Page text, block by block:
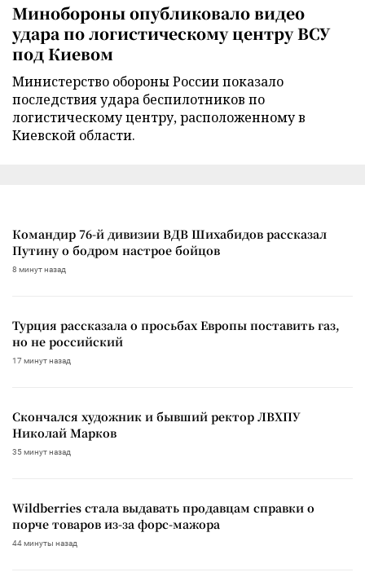
Минобороны опубликовало видео
удара по логистическому центру ВСУ
под Киевом
Министерство обороны России показало
последствия удара беспилотников по
логистическому центру, расположенному в
Киевской области.
Командир 76-й дивизии ВДВ Шихабидов рассказал
Путину о бодром настрое бойцов
8 минут назад
Турция рассказала о просьбах Европы поставить газ,
но не российский
17 минут назад
Скончался художник и бывший ректор ЛВХПУ
Николай Марков
35 минут назад
Wildberries стала выдавать продавцам справки о
порче товаров из-за форс-мажора
44 минуты назад